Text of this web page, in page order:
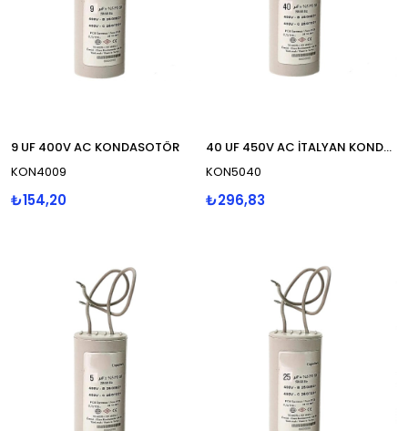
9 UF 400V AC KONDASOTÖR
KON4009
₺154,20
40 UF 450V AC İTALYAN KONDASOTÖR
KON5040
₺296,83